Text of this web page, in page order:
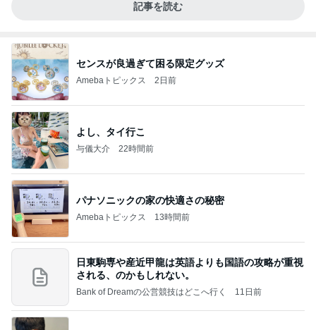
記事を読む
センスが良過ぎて困る限定グッズ
Amebaトピックス 2日前
よし、タイ行こ
与儀大介 22時間前
パナソニックの家の快適さの秘密
Amebaトピックス 13時間前
日東駒専や産近甲龍は英語よりも国語の攻略が重視
される、のかもしれない。
Bank of Dreamの公営競技はどこへ行く 11日前